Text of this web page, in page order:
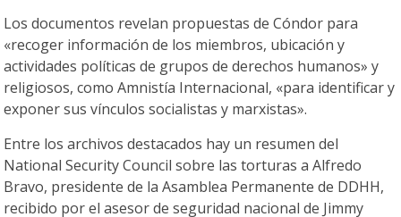
Los documentos revelan propuestas de Cóndor para
«recoger información de los miembros, ubicación y
actividades políticas de grupos de derechos humanos» y
religiosos, como Amnistía Internacional, «para identificar y
exponer sus vínculos socialistas y marxistas».
Entre los archivos destacados hay un resumen del
National Security Council sobre las torturas a Alfredo
Bravo, presidente de la Asamblea Permanente de DDHH,
recibido por el asesor de seguridad nacional de Jimmy